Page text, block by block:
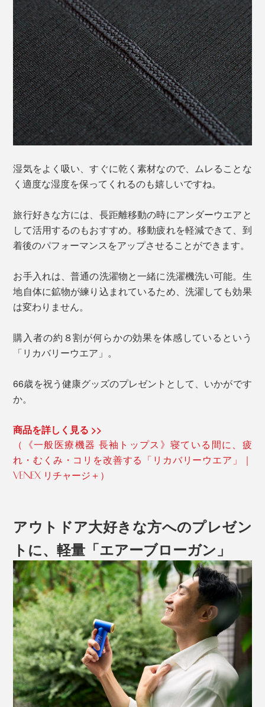
湿気をよく吸い、すぐに乾く素材なので、ムレることな
く適度な湿度を保ってくれるのも嬉しいですね。
旅行好きな方には、長距離移動の時にアンダーウエアと
して活用するのもおすすめ。移動疲れを軽減できて、到
着後のパフォーマンスをアップさせることができます。
お手入れは、普通の洗濯物と一緒に洗濯機洗い可能。生
地自体に鉱物が練り込まれているため、洗濯しても効果
は変わりません。
購入者の約８割が何らかの効果を体感しているという
「リカバリーウエア」。
66歳を祝う健康グッズのプレゼントとして、いかがです
か。
商品を詳しく見る >>
（《一般医療機器 長袖トップス》寝ている間に、疲
れ・むくみ・コリを改善する「リカバリーウエア」｜
VENEX リチャージ＋）
アウトドア大好きな方へのプレゼン
トに、軽量「エアーブローガン」